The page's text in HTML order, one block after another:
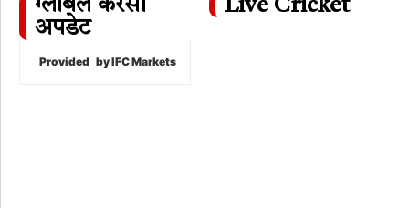
ग्लोबल करेंसी
अपडेट
Provided by IFC Markets
Live Cricket